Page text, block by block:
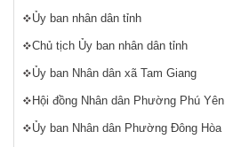
Ủy ban nhân dân tỉnh
Chủ tịch Ủy ban nhân dân tỉnh
Ủy ban Nhân dân xã Tam Giang
Hội đồng Nhân dân Phường Phú Yên
Ủy ban Nhân dân Phường Đông Hòa